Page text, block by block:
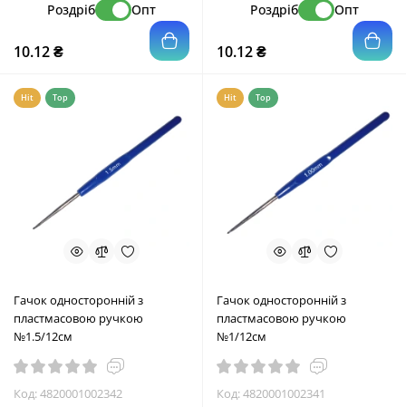
Роздріб Опт
10.12 ₴
Роздріб Опт
10.12 ₴
Hit Top
Гачок односторонній з
пластмасовою ручкою
№1.5/12см
Код:4820001002342
Hit Top
Гачок односторонній з
пластмасовою ручкою
№1/12см
Код:4820001002341